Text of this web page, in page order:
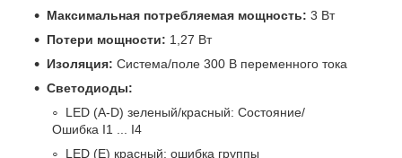
Максимальная потребляемая мощность: 3 Вт
Потери мощности: 1,27 Вт
Изоляция: Система/поле 300 В переменного тока
Светодиоды:
LED (A-D) зеленый/красный: Состояние/
Ошибка I1 ... I4
LED (E) красный: ошибка группы